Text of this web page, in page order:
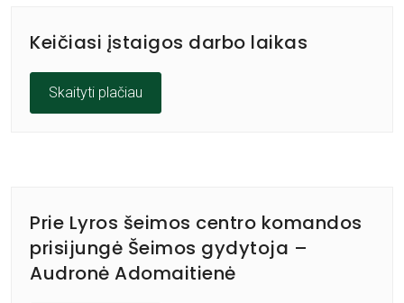
Keičiasi įstaigos darbo laikas
Skaityti plačiau
Prie Lyros šeimos centro komandos
prisijungė Šeimos gydytoja –
Audronė Adomaitienė